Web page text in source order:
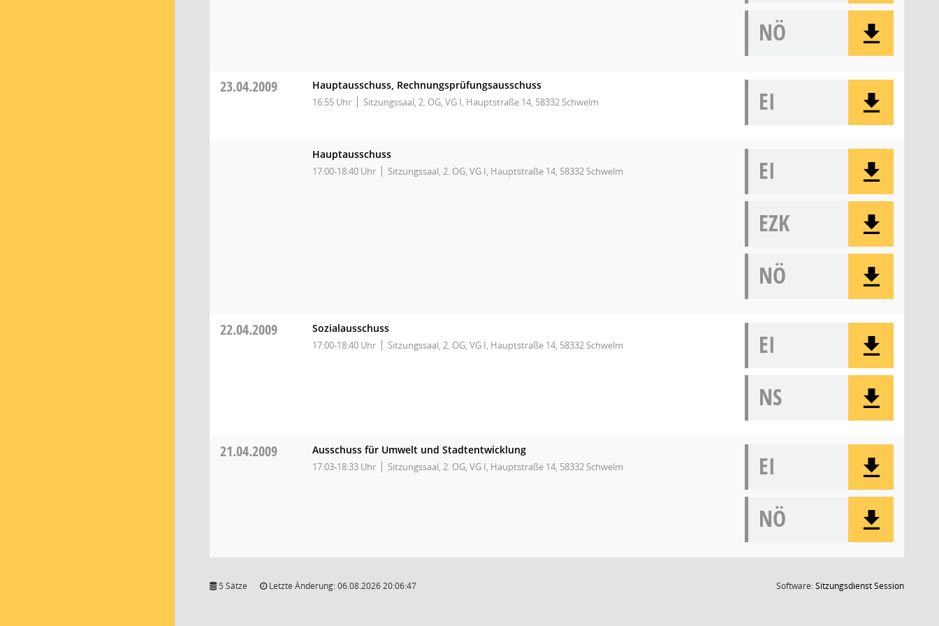
NÖ
23.04.2009 Hauptausschuss, Rechnungsprüfungsausschuss
16:55 Uhr Sitzungssaal, 2. OG, VG I, Hauptstraße 14, 58332 Schwelm EI
Hauptausschuss
17:00-18:40 Uhr Sitzungssaal, 2. OG, VG I, Hauptstraße 14, 58332 Schwelm
EI
EZK
NÖ
22.04.2009 Sozialausschuss
17:00-18:40 Uhr Sitzungssaal, 2. OG, VG I, Hauptstraße 14, 58332 Schwelm
EI
NS
21.04.2009 Ausschuss für Umwelt und Stadtentwicklung
17:03-18:33 Uhr Sitzungssaal, 2. OG, VG I, Hauptstraße 14, 58332 Schwelm
EI
NÖ
5 Sätze Letzte Änderung: 06.08.2026 20:06:47 Software:SitzungsdienstSession(Wird in